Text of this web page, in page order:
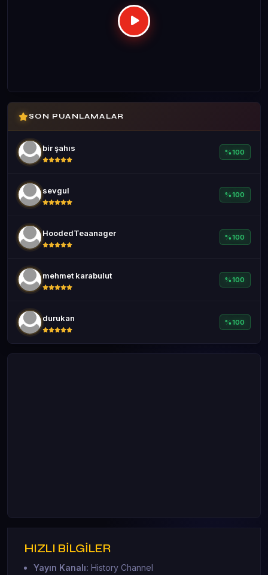
SON PUANLAMALAR
bir şahıs %100
sevgul %100
HoodedTeaanager %100
mehmet karabulut %100
durukan %100
HIZLI BİLGİLER
Yayın Kanalı: History Channel